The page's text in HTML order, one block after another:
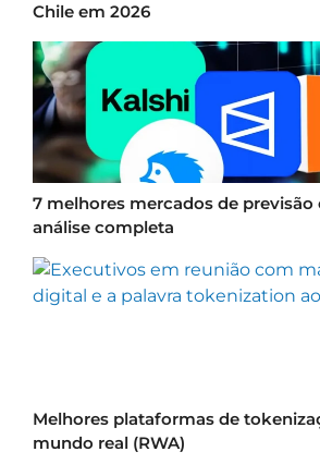
Chile em 2026
7 melhores mercados de previsão
análise completa
Melhores plataformas de
mundo real (RWA)